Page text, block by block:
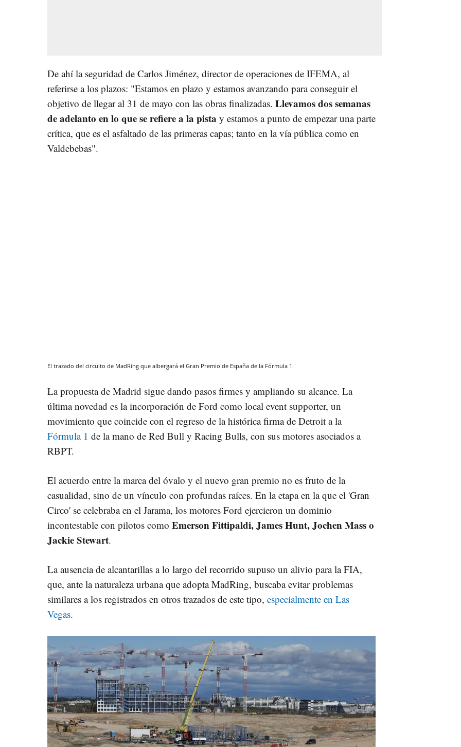
De ahí la seguridad de Carlos Jiménez, director de operaciones de IFEMA, al
referirse a los plazos: "Estamos en plazo y estamos avanzando para conseguir el
objetivo de llegar al 31 de mayo con las obras finalizadas. Llevamos dos semanas
de adelanto en lo que se refiere a la pista y estamos a punto de empezar una parte
crítica, que es el asfaltado de las primeras capas; tanto en la vía pública como en
Valdebebas".
El trazado del circuito de MadRing que albergará el Gran Premio de España de la Fórmula 1.
La propuesta de Madrid sigue dando pasos firmes y ampliando su alcance. La
última novedad es la incorporación de Ford como local event supporter, un
movimiento que coincide con el regreso de la histórica firma de Detroit a la
Fórmula 1 de la mano de Red Bull y Racing Bulls, con sus motores asociados a
RBPT.
El acuerdo entre la marca del óvalo y el nuevo gran premio no es fruto de la
casualidad, sino de un vínculo con profundas raíces. En la etapa en la que el 'Gran
Circo' se celebraba en el Jarama, los motores Ford ejercieron un dominio
incontestable con pilotos como Emerson Fittipaldi, James Hunt, Jochen Mass o
Jackie Stewart.
La ausencia de alcantarillas a lo largo del recorrido supuso un alivio para la FIA,
que, ante la naturaleza urbana que adopta MadRing, buscaba evitar problemas
similares a los registrados en otros trazados de este tipo, especialmente en Las
Vegas.